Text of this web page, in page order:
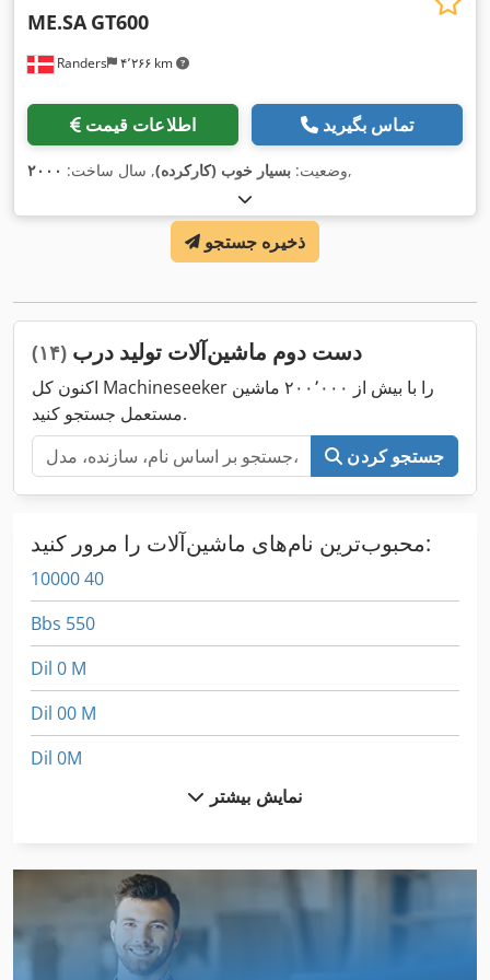
Randers ۴٬۲۶۶ km
ME.SA GT600
اطلاعات قیمت تماس بگیرید
وضعیت: بسیار خوب (کارکرده), سال ساخت: ۲۰۰۰ ,
ذخیره جستجو
دست دوم ماشین‌آلات تولید درب (۱۴)
اکنون کل Machineseeker را با بیش از ۲۰۰٬۰۰۰ ماشین
مستعمل جستجو کنید.
جستجو کردن
محبوب‌ترین نام‌های ماشین‌آلات را مرور کنید:
10000 40
Bbs 550
Dil 0 M
Dil 00 M
Dil 0M
Frm D Midi
نمایش بیشتر